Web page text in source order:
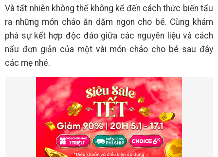
Và tất nhiên không thể không kể đến cách thức biến tấu
ra những món cháo ăn dặm ngon cho bé. Cùng khám
phá sự kết hợp độc đáo giữa các nguyên liệu và cách
nấu đơn giản của một vài món cháo cho bé sau đây
các mẹ nhé.